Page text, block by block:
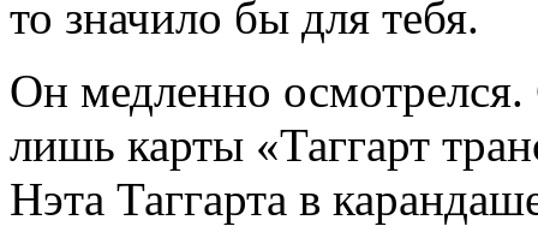
то значило бы для тебя.
Он медленно
лишь карты «Таггарт
Нэта Таггарта в